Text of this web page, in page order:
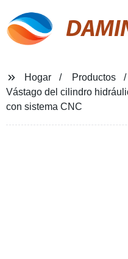
Hogar
Productos
Vástago del cilindro
con sistema CNC